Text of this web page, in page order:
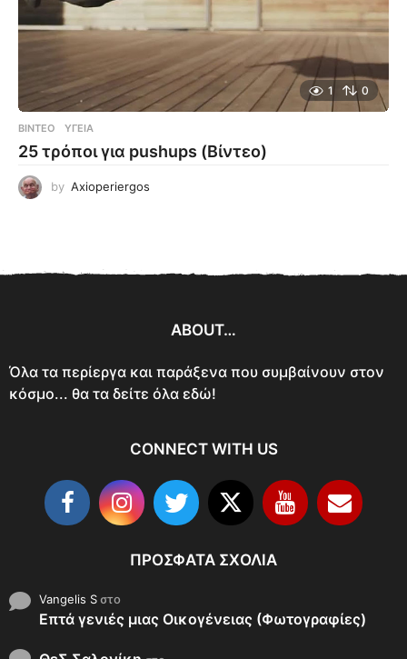
1 0
ΒΊΝΤΕΟ ΥΓΕΊΑ
25 τρόποι για pushups (Βίντεο)
by Axioperiergos
ABOUT…
Όλα τα περίεργα και παράξενα που συμβαίνουν στον
κόσμο... θα τα δείτε όλα εδώ!
CONNECT WITH US
ΠΡΌΣΦΑΤΑ ΣΧΌΛΙΑ
Vangelis Sστο
Επτά γενιές μιας Οικογένειας (Φωτογραφίες)